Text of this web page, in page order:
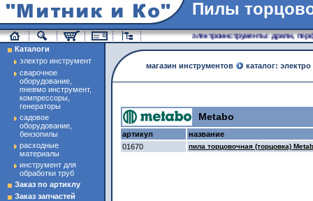
Пилы
электроинструменты: дрели,
магазин инструменты
магазин инструментов каталог:
Metabo
артикул
название
01670
пила торцовочная (торцовка)
Каталоги
электро инструмент
сварочное
оборудование,
пневмо инструмент,
компрессоры,
генераторы
садовое
оборудование,
бензопилы
расходные
материалы
инструмент для
обработки труб
Заказ по артиклу
Заказ запчастей